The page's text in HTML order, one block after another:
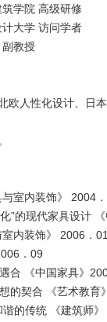
学院 高级研修
大学 访问学者
教授
欧人性化设计、日
室内装饰》 2004
”的现代家具设计
内装饰》 2006．
．09
合 《中国家具》
的契合 《艺术教育
的传统 《建筑师